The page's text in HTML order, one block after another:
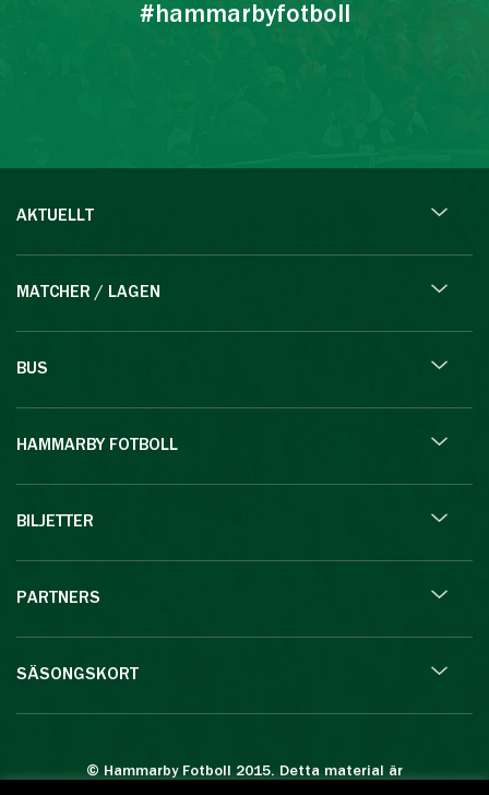
#hammarbyfotboll
AKTUELLT
MATCHER / LAGEN
BUS
HAMMARBY FOTBOLL
BILJETTER
PARTNERS
SÄSONGSKORT
© Hammarby Fotboll 2015. Detta material är